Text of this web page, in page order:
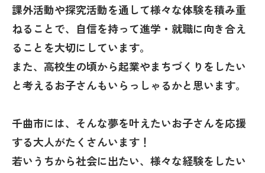
課外活動や探究活動を通して様々な体験を積み重
ねることで、自信を持って進学・就職に向き合え
ることを大切にしています。
また、高校生の頃から起業やまちづくりをしたい
と考えるお子さんもいらっしゃるかと思います。
千曲市には、そんな夢を叶えたいお子さんを応援
する大人がたくさんいます！
若いうちから社会に出たい、様々な経験をしたい